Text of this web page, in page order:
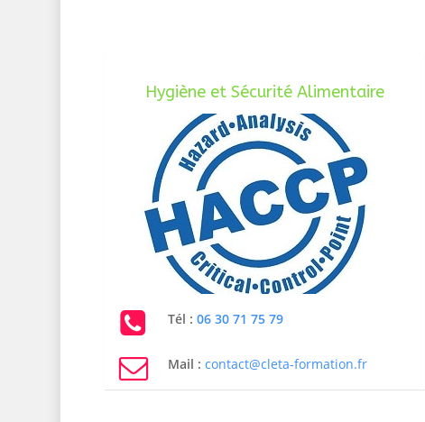
Hygiène et Sécurité Alimentaire
Tél : 06 30 71 75 79
Mail : contact@cleta-formation.fr